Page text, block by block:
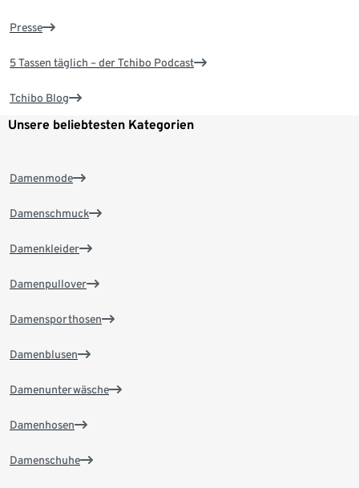
Presse
5 Tassen täglich – der Tchibo Podcast
Tchibo Blog
Unsere beliebtesten Kategorien
Damenmode
Damenschmuck
Damenkleider
Damenpullover
Damensporthosen
Damenblusen
Damenunterwäsche
Damenhosen
Damenschuhe